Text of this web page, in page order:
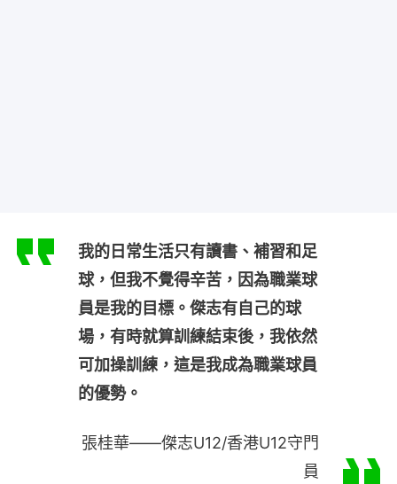
我的日常生活只有讀書、補習和足
球，但我不覺得辛苦，因為職業球
員是我的目標。傑志有自己的球
場，有時就算訓練結束後，我依然
可加操訓練，這是我成為職業球員
的優勢。
張桂華——傑志U12/香港U12守門
員